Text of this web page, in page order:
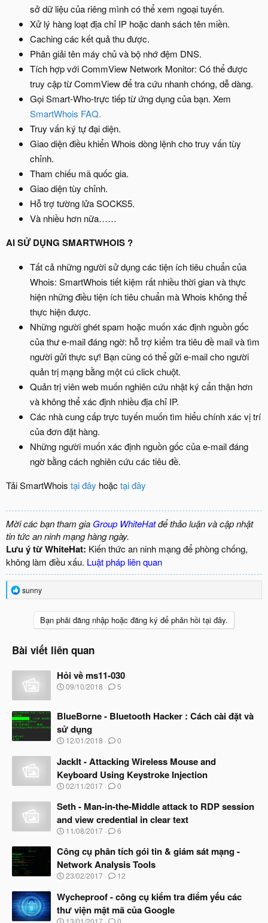
sở dữ liệu của riêng mình có thể xem ngoại tuyến.
Xử lý hàng loạt địa chỉ IP hoặc danh sách tên miền.
Caching các kết quả thu được.
Phân giải tên máy chủ và bộ nhớ đệm DNS.
Tích hợp với CommView Network Monitor: Có thể được
truy cập từ CommView để tra cứu nhanh chóng, dễ dàng.
Gọi Smart-Who-trực tiếp từ ứng dụng của bạn. Xem
SmartWhois FAQ.
Truy vấn ký tự đại diện.
Giao diện điều khiển Whois dòng lệnh cho truy vấn tùy
chỉnh.
Tham chiếu mã quốc gia.
Giao diện tùy chỉnh.
Hỗ trợ tường lửa SOCKS5.
Và nhiều hơn nữa……
AI SỬ DỤNG SMARTWHOIS ?
Tất cả những người sử dụng các tiện ích tiêu chuẩn của
Whois: SmartWhois tiết kiệm rất nhiều thời gian và thực
hiện những điều tiện ích tiêu chuẩn mà Whois không thể
thực hiện được.
Những người ghét spam hoặc muốn xác định nguồn gốc
của thư e-mail đáng ngờ: hỗ trợ kiểm tra tiêu đề mail và tìm
người gửi thực sự! Bạn cũng có thể gửi e-mail cho người
quản trị mạng bằng một cú click chuột.
Quản trị viên web muốn nghiên cứu nhật ký cẩn thận hơn
và không thể xác định nhiều địa chỉ IP.
Các nhà cung cấp trực tuyến muốn tìm hiểu chính xác vị trí
của đơn đặt hàng.
Những người muốn xác định nguồn gốc của e-mail đáng
ngờ bằng cách nghiên cứu các tiêu đề.
Tải SmartWhois tại đây hoặc tại đây
Mời các bạn tham gia Group WhiteHatđể thảo luận và cập nhật
tin tức an ninh mạng hàng ngày.
Lưu ý từ WhiteHat: Kiến thức an ninh mạng để phòng chống,
không làm điều xấu. Luật pháp liên quan
R
e
o
n
sunny
Bạn phải đăng nhập hoặc đăng ký để phản hồi tại đây.
Bài viết liên quan
Hỏi về ms11-030
N
y
ắ
t
ầ
u
09/10/2018 5
BlueBorne - Bluetooth Hacker : Cách cài đặt và
sử dụng
N
à
y
b
ắ
đ
ầ
u
12/01/2018 0
JackIt - Attacking Wireless Mouse and
Keyboard Using Keystroke Injection
N
à
b
ắ
đ
ầ
u
02/11/2017 0
Seth - Man-in-the-Middle attack to RDP session
and view credential in clear text
N
à
b
ắ
đ
ầ
u
11/08/2017 6
Công cụ phân tích gói tin & giám sát mạng -
Network Analysis Tools
N
à
y
b
23/02/2017 12
Wycheproof - công cụ kiểm tra điểm yếu các
thư viện mật mã của Google
N
13/01/2017 0